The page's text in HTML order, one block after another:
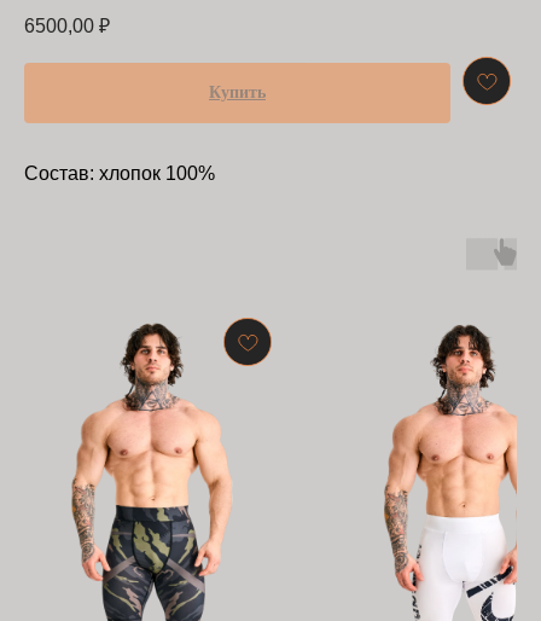
6500,00 ₽
Купить
Состав: хлопок 100%
ООО "БАРРАКУДА"
ИНН: 3702198396
ОГРН 1183702008489
БАРРАКУДА